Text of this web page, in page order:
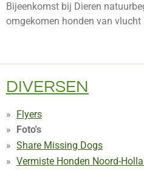
Bijeenkomst bij Dieren
omgekomen honden van vlucht
DIVERSEN
Flyers
Foto's
Share Missing Dogs
Vermiste Honden Noord-